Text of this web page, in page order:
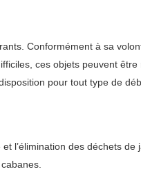
Conformément à sa
ces objets peuvent
pour tout type de
l’élimination des déchets de